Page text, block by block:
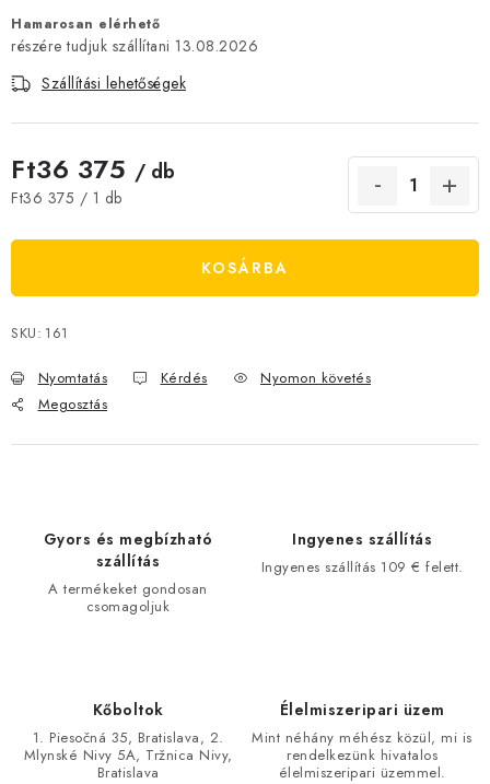
JELENLEGI KEDVEZMÉNYEK
HÍREK
ÉTREND-KIEGÉSZÍTŐK
Cikkek
Fotogaléria
Hamarosan elérhető
13.08.2026
Szállítási lehetőségek
Ft36 375 / db
Egységár:
Ft36 375 / 1 db
KOSÁRBA
SKU: 161
Nyomtatás Kérdés
Nyomon követés
Megosztás
Gyors és megbízható
szállítás
A termékeket gondosan
csomagoljuk
Ingyenes szállítás
Ingyenes szállítás 109 € felett.
Kőboltok
1. Piesočná 35, Bratislava, 2.
Mlynské Nivy 5A, Tržnica Nivy,
Bratislava
Élelmiszeripari üzem
Mint néhány méhész közül, mi is
rendelkezünk hivatalos
élelmiszeripari üzemmel.